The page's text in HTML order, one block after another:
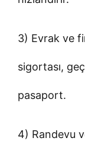
3) Evrak ve
sigortası,
pasaport.
4) Randevu